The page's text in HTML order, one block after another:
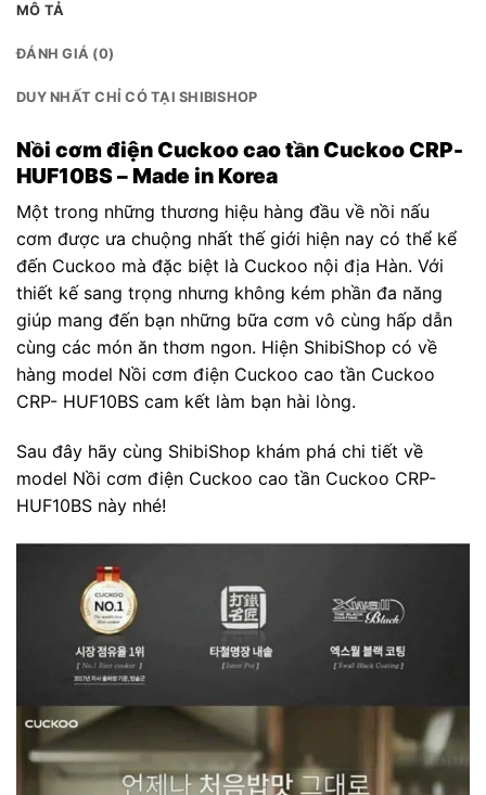
MÔ TẢ
ĐÁNH GIÁ (0)
DUY NHẤT CHỈ CÓ TẠI SHIBISHOP
Nồi cơm điện Cuckoo cao tần Cuckoo CRP-
HUF10BS – Made in Korea
Một trong những thương hiệu hàng đầu về nồi nấu
cơm được ưa chuộng nhất thế giới hiện nay có thể kể
đến Cuckoo mà đặc biệt là Cuckoo nội địa Hàn. Với
thiết kế sang trọng nhưng không kém phần đa năng
giúp mang đến bạn những bữa cơm vô cùng hấp dẫn
cùng các món ăn thơm ngon. Hiện ShibiShop có về
hàng model Nồi cơm điện Cuckoo cao tần Cuckoo
CRP- HUF10BS cam kết làm bạn hài lòng.
Sau đây hãy cùng ShibiShop khám phá chi tiết về
model Nồi cơm điện Cuckoo cao tần Cuckoo CRP-
HUF10BS này nhé!